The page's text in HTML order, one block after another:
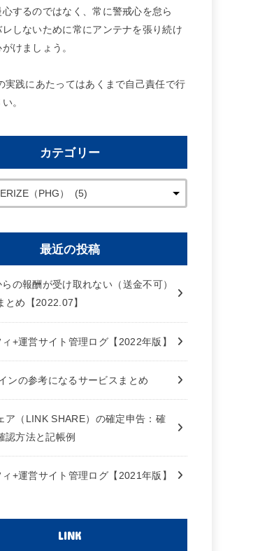
するのではなく、常に警戒心を怠ら
しないために常にアンテナを張り続け
けましょう。
実践にあたってはあくまで自己責任で行
。
カテゴリー
最近の投稿
らの報酬が受け取れない（送金不可）
とめ【2022.07】
+運営サイト管理ログ【2022年版】
ンの参考になるサービスまとめ
ア（LINK SHARE）の確定申告：確
認方法と記帳例
+運営サイト管理ログ【2021年版】
LINK